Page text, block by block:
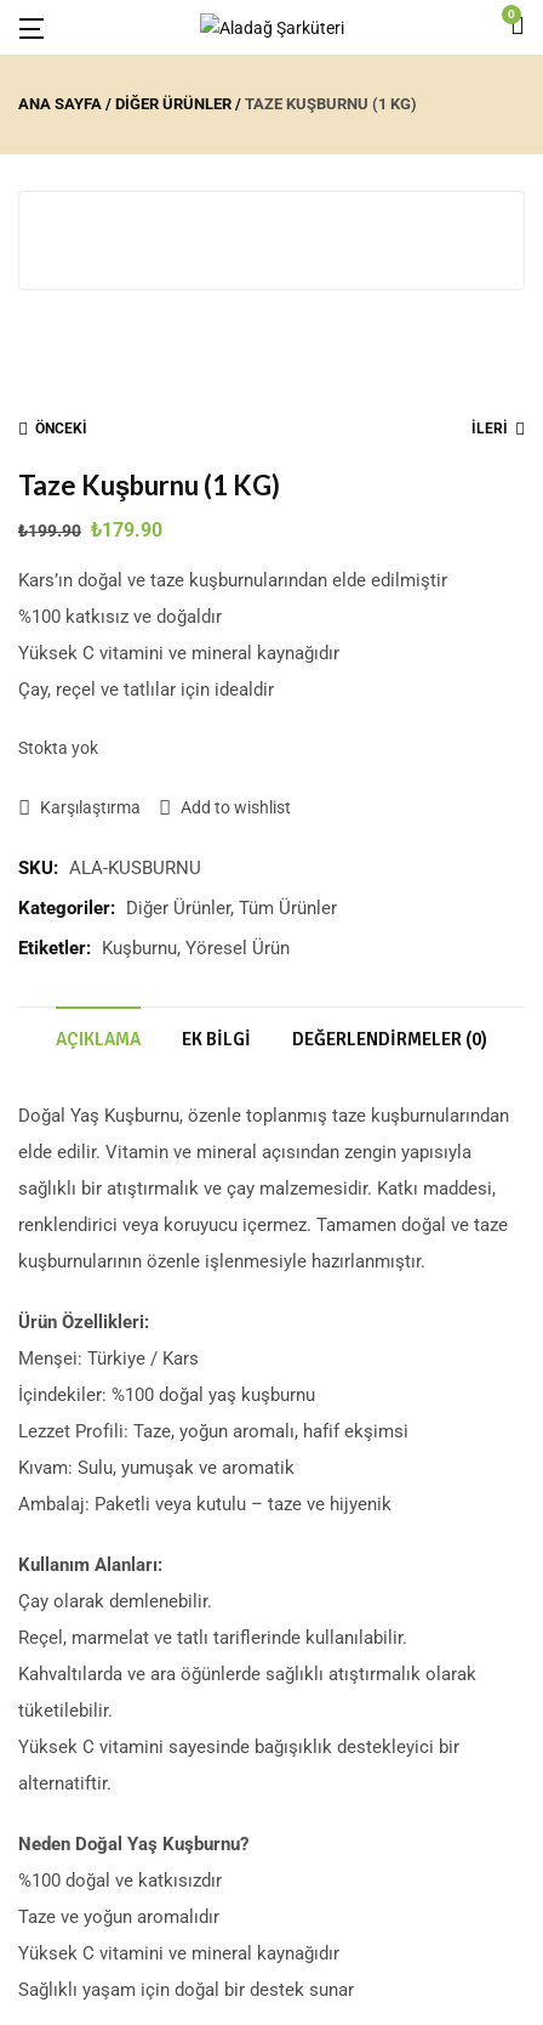
0
ANA SAYFA DIĞER ÜRÜNLER TAZE KUŞBURNU (1 KG)
ÖNCEKİ İLERİ
Taze Kuşburnu (1 KG)
₺199.90 ₺179.90
Kars’ın doğal ve taze kuşburnularından elde edilmiştir
%100 katkısız ve doğaldır
Yüksek C vitamini ve mineral kaynağıdır
Çay, reçel ve tatlılar için idealdir
Stokta yok
Karşılaştırma Add to wishlist
SKU: ALA-KUSBURNU
Kategoriler: Diğer Ürünler, Tüm Ürünler
Etiketler: Kuşburnu, Yöresel Ürün
AÇIKLAMA EK BILGI DEĞERLENDIRMELER (0)
Doğal Yaş Kuşburnu, özenle toplanmış taze kuşburnularından
elde edilir. Vitamin ve mineral açısından zengin yapısıyla
sağlıklı bir atıştırmalık ve çay malzemesidir. Katkı maddesi,
renklendirici veya koruyucu içermez. Tamamen doğal ve taze
kuşburnularının özenle işlenmesiyle hazırlanmıştır.
Ürün Özellikleri:
Menşei: Türkiye / Kars
İçindekiler: %100 doğal yaş kuşburnu
Lezzet Profili: Taze, yoğun aromalı, hafif ekşimsi
Kıvam: Sulu, yumuşak ve aromatik
Ambalaj: Paketli veya kutulu – taze ve hijyenik
Kullanım Alanları:
Çay olarak demlenebilir.
Reçel, marmelat ve tatlı tariflerinde kullanılabilir.
Kahvaltılarda ve ara öğünlerde sağlıklı atıştırmalık olarak
tüketilebilir.
Yüksek C vitamini sayesinde bağışıklık destekleyici bir
alternatiftir.
Neden Doğal Yaş Kuşburnu?
%100 doğal ve katkısızdır
Taze ve yoğun aromalıdır
Yüksek C vitamini ve mineral kaynağıdır
Sağlıklı yaşam için doğal bir destek sunar